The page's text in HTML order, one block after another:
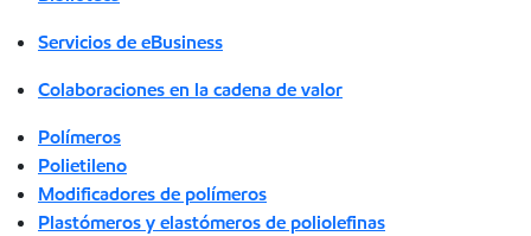
Servicios de eBusiness
Colaboraciones en la cadena de valor
Polímeros
Polietileno
Modificadores de polímeros
Plastómeros y elastómeros de poliolefinas